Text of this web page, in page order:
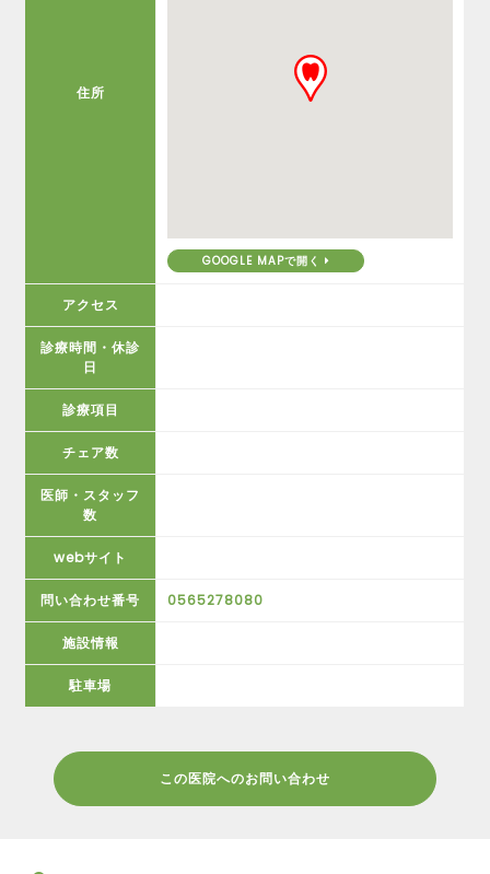
住所
GOOGLE MAPで開く
アクセス
診療時間・休診
日
診療項目
チェア数
医師・スタッフ
数
webサイト
問い合わせ番号 0565278080
施設情報
駐車場
この医院へのお問い合わせ